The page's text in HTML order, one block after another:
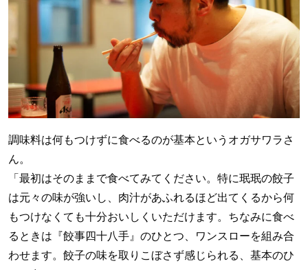
調味料は何もつけずに食べるのが基本というオガサワラさ
ん。
「最初はそのままで食べてみてください。特に珉珉の餃子
は元々の味が強いし、肉汁があふれるほど出てくるから何
もつけなくても十分おいしくいただけます。ちなみに食べ
るときは『餃事四十八手』のひとつ、ワンスローを組み合
わせます。餃子の味を取りこぼさず感じられる、基本のひ